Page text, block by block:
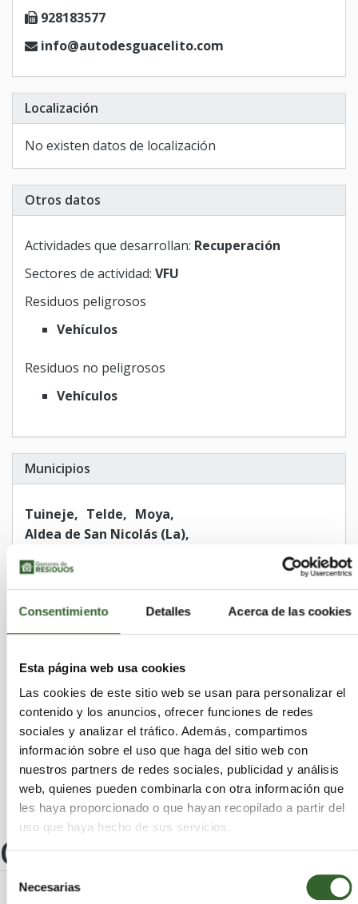
Consentimiento Detalles Acerca de las cookies
Esta página web usa cookies
Las cookies de este sitio web se usan para personalizar el
contenido y los anuncios, ofrecer funciones de redes
sociales y analizar el tráfico. Además, compartimos
información sobre el uso que haga del sitio web con
nuestros partners de redes sociales, publicidad y análisis
web, quienes pueden combinarla con otra información que
les haya proporcionado o que hayan recopilado a partir del
uso que haya hecho de sus servicios.
Selección
Necesarias
928183577
info@autodesguacelito.com
Localización
No existen datos de localización
Otros datos
Actividades que desarrollan: Recuperación
Sectores de actividad: VFU
Residuos peligrosos
Vehículos
Residuos no peligrosos
Vehículos
Municipios
Tuineje Telde
Moya
Aldea de San Nicolás (La)
Vega de San Mateo
Agaete
Yaiza
Santa Lucía de Tirajana
Arrecife
Antigua Tinajo Haría
Valleseco
San Bartolomé de Tirajana
Ingenio
Gáldar
Puerto del Rosario
Agüimes
Tejeda
Santa Brígida
Santa María de Guía de Gran Canaria
Tías
Mogán
San Bartolomé Pájara
Teguise
Teror
Oliva (La) Artenara
Otros centros